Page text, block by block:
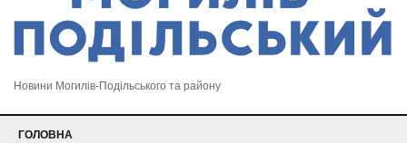
Новини Могилів-Подільського та району
ГОЛОВНА